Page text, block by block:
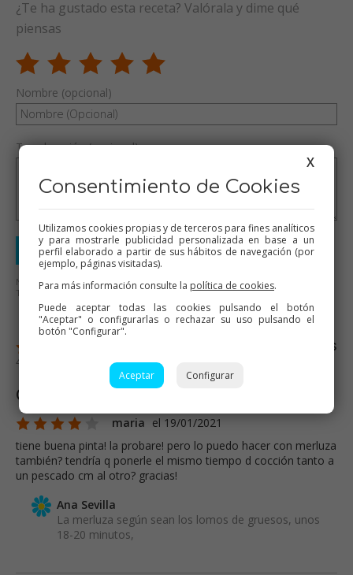
¿Te ha gustado esta receta? Valórala y dime qué
piensas
Nombre (opcional)
Tu valoración (opcional)
Enviar valoración
No se aceptarán mensajes ofensivos o de mal gusto.
Todos los mensajes serán revisados antes de su publicación.
2 valoraciones / 1 comentarios
4,5 de un máximo de 5 estrellas
Comentarios
maria el 19/01/2021
tiene buena pinta! la probare! pero lo puedo hacer con merluza
también? tendría q ponerle el mismo tiempo d cocción tanto a
un pescado cm al otro? gracias!
Ana Sevilla
La merluza según sean los lomos de gruesos, unos
18-20 minutos,
X
Consentimiento de Cookies
Utilizamos cookies propias y de terceros para fines analíticos
y para mostrarle publicidad personalizada en base a un
perfil elaborado a partir de sus hábitos de navegación (por
ejemplo, páginas visitadas).
Para más información consulte la política de cookies.
Puede aceptar todas las cookies pulsando el botón
"Aceptar" o configurarlas o rechazar su uso pulsando el
botón "Configurar".
Aceptar Configurar